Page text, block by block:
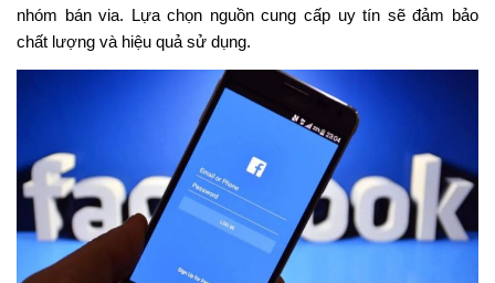
nhóm bán via. Lựa chọn nguồn cung cấp uy tín sẽ đảm bảo
chất lượng và hiệu quả sử dụng.